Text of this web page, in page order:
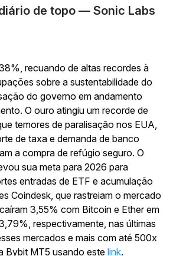
de topo — Sonic Labs
recuando de altas recordes à
sobre a sustentabilidade do
do governo em andamento
O ouro atingiu um recorde de
temores de paralisação nos EUA,
de taxa e demanda de banco
a compra de refúgio seguro. O
sua meta para 2026 para
entradas de ETF e acumulação
Coindesk, que rastreiam o mercado
3,55% com Bitcoin e Ether em
respectivamente, nas últimas
mercados e mais com até 500x
Bybit MT5 usando este link.